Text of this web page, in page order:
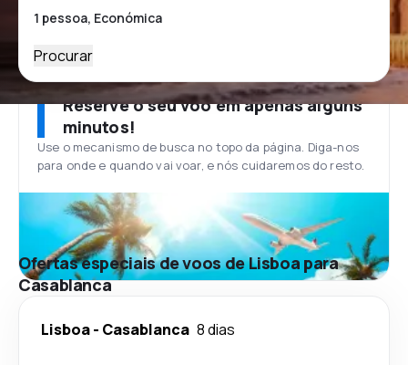
Procurar
Reserve o seu voo em apenas alguns
minutos!
Use o mecanismo de busca no topo da página. Diga-nos
para onde e quando vai voar, e nós cuidaremos do resto.
Ofertas especiais de voos de Lisboa para
Casablanca
Lisboa- Casablanca 8 dias